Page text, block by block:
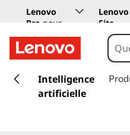
Lenovo
Pro pour
les
entreprises
Lenovo
Site
a
Intelligence
artificielle